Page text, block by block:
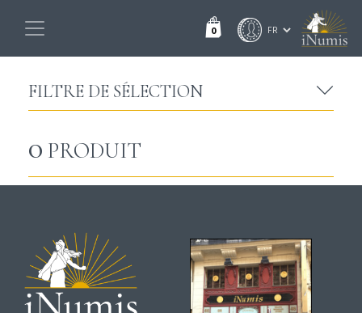
0
FILTRE DE SÉLECTION
0 PRODUIT